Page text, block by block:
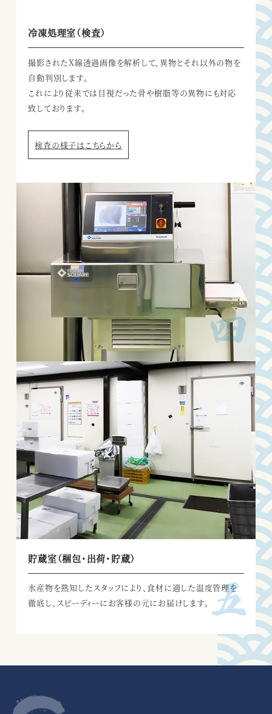
冷凍処理室（検査）
撮影されたX線透過画像を解析して、 異物とそれ以外の物を
自動判別します。
これにより従来では目視だった骨や樹脂等の異物にも対応
致しております。
検査の様子はこちらから
貯蔵室（梱包・出荷・貯蔵）
水産物を熟知したスタッフにより、 食材に適した温度管理を
徹底し、 スピーディーにお客様の元にお届けします。